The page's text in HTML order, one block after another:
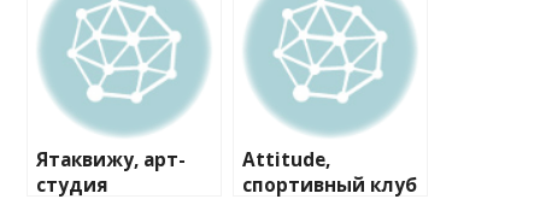
Ятаквижу, арт-
студия
Attitude,
спортивный клуб